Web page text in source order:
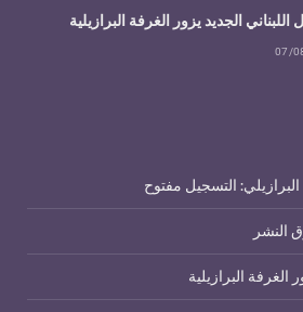
التسجيل مفتوح
النشر
الغرفة البرازيلية
اللبناني الجديد يزور الغرفة البرازيلية
07/